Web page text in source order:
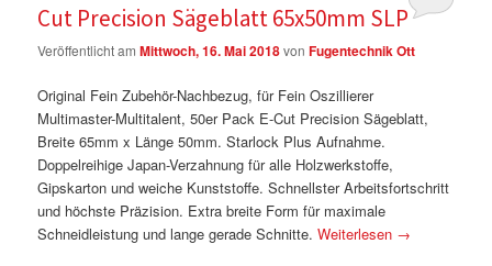
Cut Precision Sägeblatt 65x50mm SLP
Veröffentlicht amMittwoch, 16. Mai 2018vonFugentechnik Ott
Original Fein Zubehör-Nachbezug, für Fein Oszillierer
Multimaster-Multitalent, 50er Pack E-Cut Precision Sägeblatt,
Breite 65mm x Länge 50mm. Starlock Plus Aufnahme.
Doppelreihige Japan-Verzahnung für alle Holzwerkstoffe,
Gipskarton und weiche Kunststoffe. Schnellster Arbeitsfortschritt
und höchste Präzision. Extra breite Form für maximale
Schneidleistung und lange gerade Schnitte.Weiterlesen →